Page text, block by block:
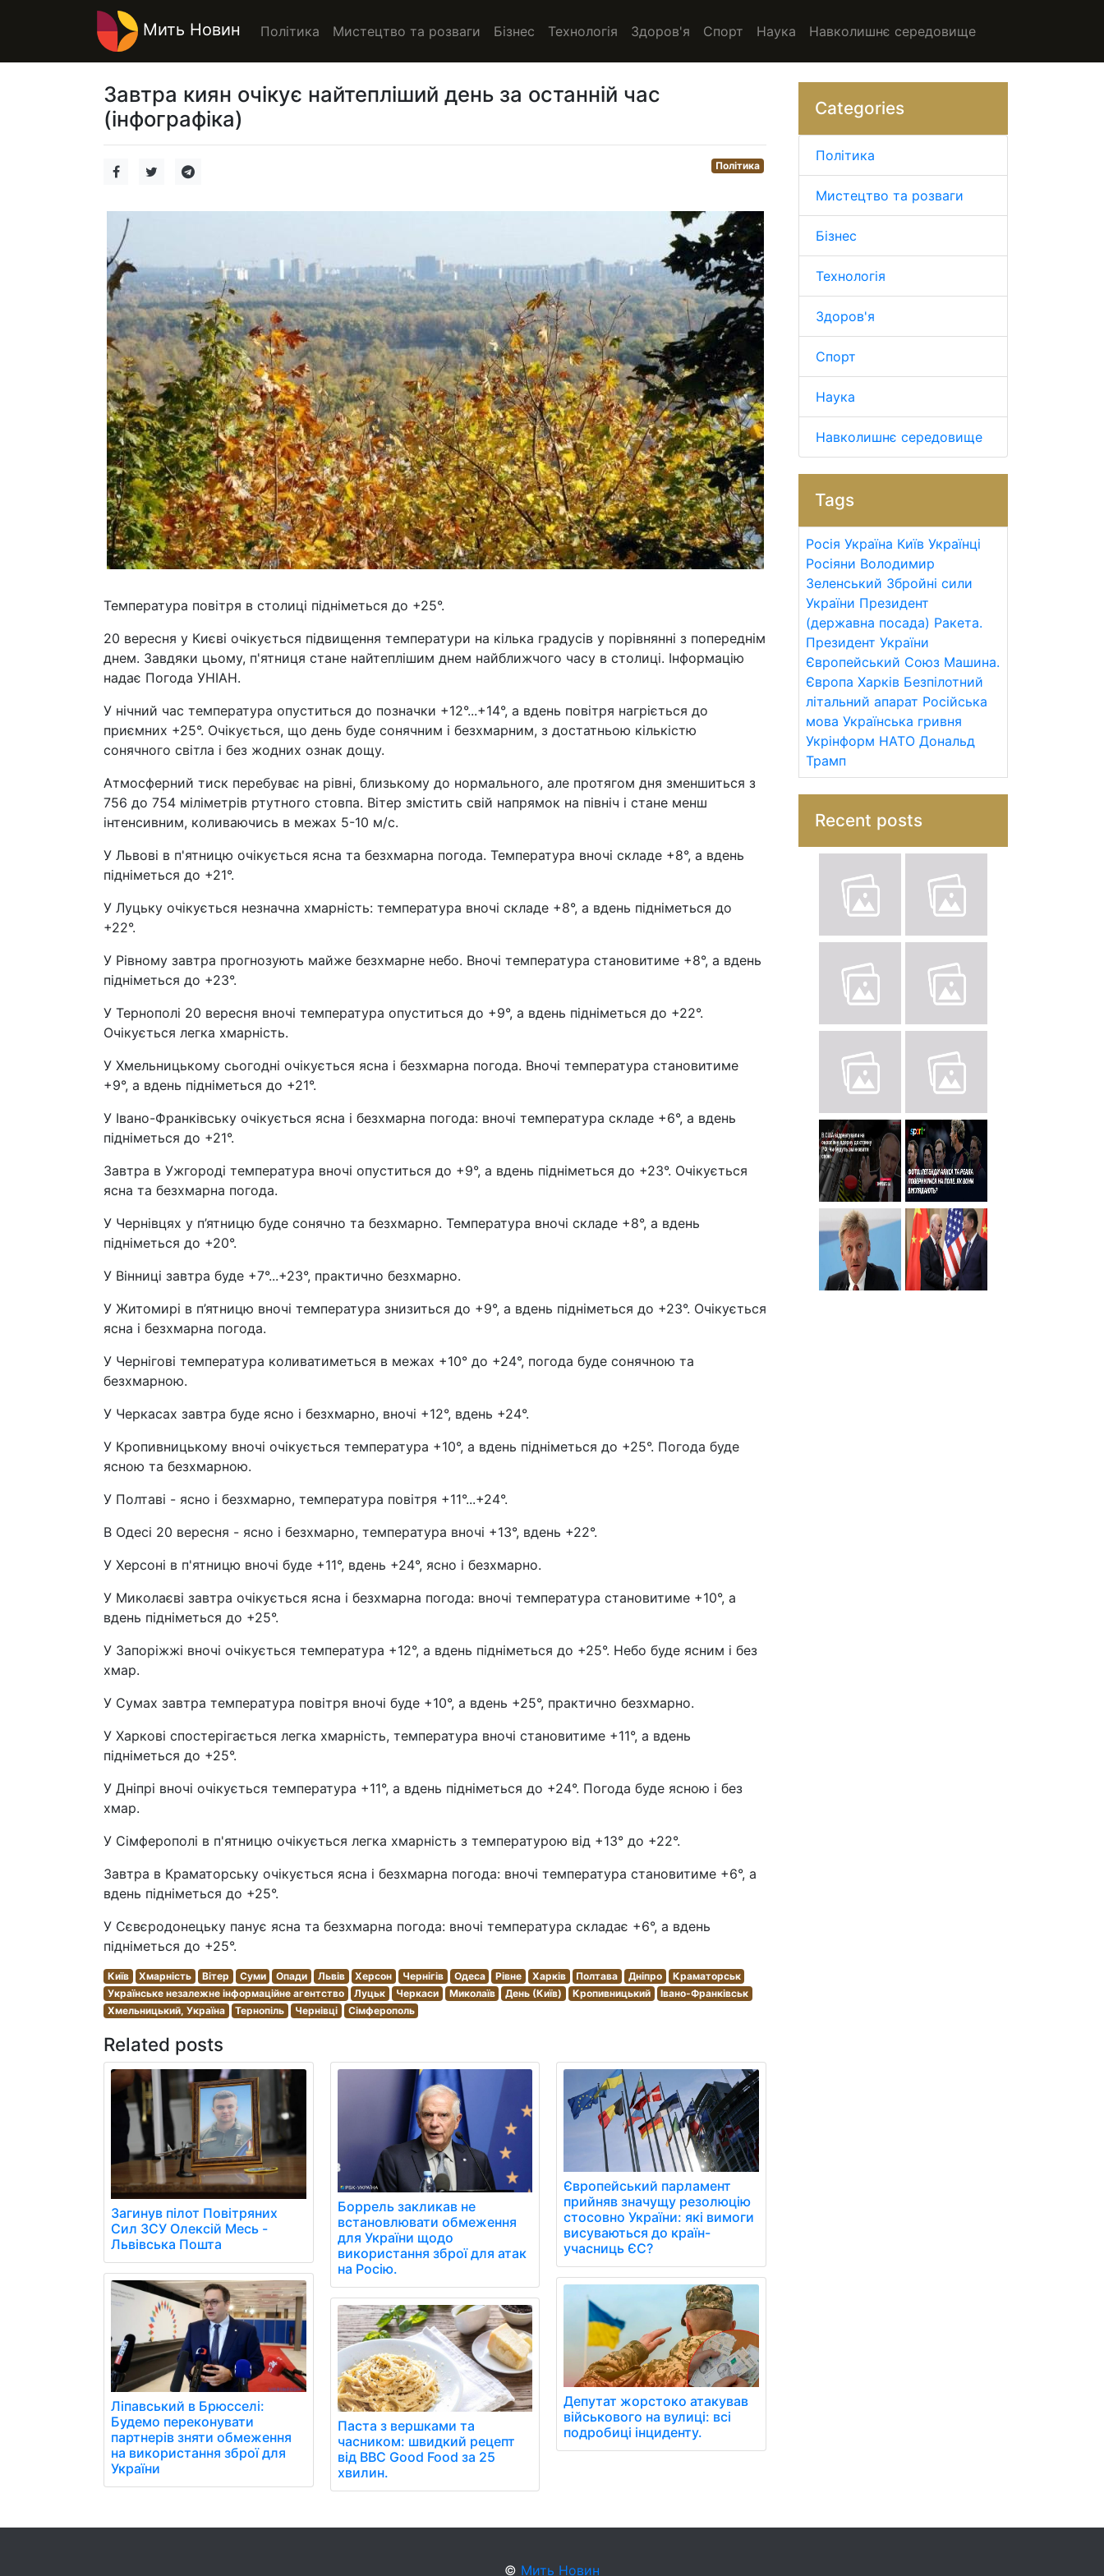
Мить Новин Політика Мистецтво та розваги Бізнес Технологія Здоров'я Спорт Наука Навколишнє середовище
Завтра киян очікує найтепліший день за останній час
(інфографіка)
Політика
Температура повітря в столиці підніметься до +25°.
20 вересня у Києві очікується підвищення температури на кілька градусів у порівнянні з попереднім
днем. Завдяки цьому, п'ятниця стане найтеплішим днем найближчого часу в столиці. Інформацію
надає Погода УНІАН.
У нічний час температура опуститься до позначки +12°...+14°, а вдень повітря нагріється до
приємних +25°. Очікується, що день буде сонячним і безхмарним, з достатньою кількістю
сонячного світла і без жодних ознак дощу.
Атмосферний тиск перебуває на рівні, близькому до нормального, але протягом дня зменшиться з
756 до 754 міліметрів ртутного стовпа. Вітер змістить свій напрямок на північ і стане менш
інтенсивним, коливаючись в межах 5-10 м/с.
У Львові в п'ятницю очікується ясна та безхмарна погода. Температура вночі складе +8°, а вдень
підніметься до +21°.
У Луцьку очікується незначна хмарність: температура вночі складе +8°, а вдень підніметься до
+22°.
У Рівному завтра прогнозують майже безхмарне небо. Вночі температура становитиме +8°, а вдень
підніметься до +23°.
У Тернополі 20 вересня вночі температура опуститься до +9°, а вдень підніметься до +22°.
Очікується легка хмарність.
У Хмельницькому сьогодні очікується ясна і безхмарна погода. Вночі температура становитиме
+9°, а вдень підніметься до +21°.
У Івано-Франківську очікується ясна і безхмарна погода: вночі температура складе +6°, а вдень
підніметься до +21°.
Завтра в Ужгороді температура вночі опуститься до +9°, а вдень підніметься до +23°. Очікується
ясна та безхмарна погода.
У Чернівцях у п’ятницю буде сонячно та безхмарно. Температура вночі складе +8°, а вдень
підніметься до +20°.
У Вінниці завтра буде +7°...+23°, практично безхмарно.
У Житомирі в п’ятницю вночі температура знизиться до +9°, а вдень підніметься до +23°. Очікується
ясна і безхмарна погода.
У Чернігові температура коливатиметься в межах +10° до +24°, погода буде сонячною та
безхмарною.
У Черкасах завтра буде ясно і безхмарно, вночі +12°, вдень +24°.
У Кропивницькому вночі очікується температура +10°, а вдень підніметься до +25°. Погода буде
ясною та безхмарною.
У Полтаві - ясно і безхмарно, температура повітря +11°...+24°.
В Одесі 20 вересня - ясно і безхмарно, температура вночі +13°, вдень +22°.
У Херсоні в п'ятницю вночі буде +11°, вдень +24°, ясно і безхмарно.
У Миколаєві завтра очікується ясна і безхмарна погода: вночі температура становитиме +10°, а
вдень підніметься до +25°.
У Запоріжжі вночі очікується температура +12°, а вдень підніметься до +25°. Небо буде ясним і без
хмар.
У Сумах завтра температура повітря вночі буде +10°, а вдень +25°, практично безхмарно.
У Харкові спостерігається легка хмарність, температура вночі становитиме +11°, а вдень
підніметься до +25°.
У Дніпрі вночі очікується температура +11°, а вдень підніметься до +24°. Погода буде ясною і без
хмар.
У Сімферополі в п'ятницю очікується легка хмарність з температурою від +13° до +22°.
Завтра в Краматорську очікується ясна і безхмарна погода: вночі температура становитиме +6°, а
вдень підніметься до +25°.
У Сєвєродонецьку панує ясна та безхмарна погода: вночі температура складає +6°, а вдень
підніметься до +25°.
Київ Хмарність Вітер Суми Опади Львів Херсон Чернігів Одеса Рівне Харків Полтава Дніпро
Краматорськ
Українське незалежне інформаційне агентство
Луцьк Черкаси Миколаїв День (Київ) Кропивницький
Івано-Франківськ
Хмельницький, Україна
Тернопіль Чернівці Сімферополь
Related posts
Загинув пілот Повітряних
Сил ЗСУ Олексій Месь -
Львівська Пошта
Ліпавський в Брюсселі:
Будемо переконувати
партнерів зняти обмеження
на використання зброї для
України
Боррель закликав не
встановлювати обмеження
для України щодо
використання зброї для атак
на Росію.
Паста з вершками та
часником: швидкий рецепт
від BBC Good Food за 25
хвилин.
Європейський парламент
прийняв значущу резолюцію
стосовно України: які вимоги
висуваються до країн-
учасниць ЄС?
Депутат жорстоко атакував
військового на вулиці: всі
подробиці інциденту.
Categories
Політика
Мистецтво та розваги
Бізнес
Технологія
Здоров'я
Спорт
Наука
Навколишнє середовище
Tags
Росія Україна Київ Українці
Росіяни Володимир
Зеленський Збройні сили
України Президент
(державна посада) Ракета.
Президент України
Європейський Союз Машина.
Європа Харків Безпілотний
літальний апарат Російська
мова Українська гривня
Укрінформ НАТО Дональд
Трамп
Recent posts
© Мить Новин